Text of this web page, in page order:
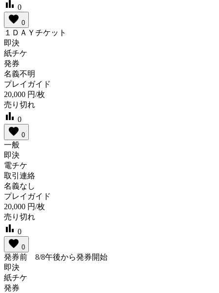
bar_chart 0
favorite 0
１ＤＡＹチケット
即決
紙チケ
発券
名義不明
プレイガイド
20,000 円/枚
売り切れ
bar_chart 0
favorite 0
一般
即決
電チケ
取引連絡
名義なし
プレイガイド
20,000 円/枚
売り切れ
bar_chart 0
favorite 0
発券前 8/8午後から発券開始
即決
紙チケ
発券